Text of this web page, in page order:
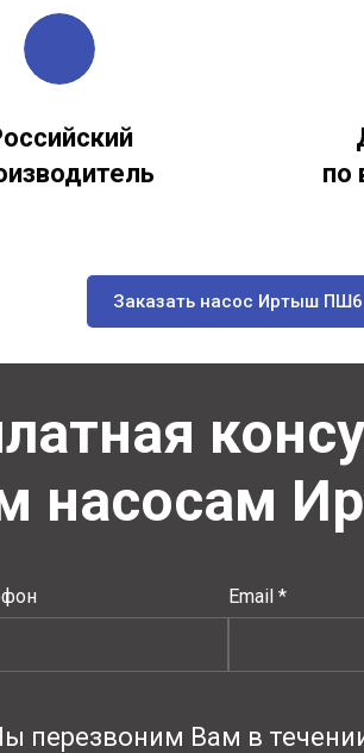
по
Заказать насос Иртыш ПШ6
насосам
Email *
перезвоним Вам в